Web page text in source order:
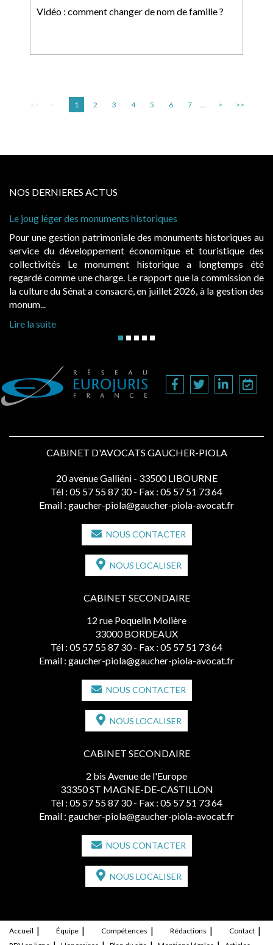
Vidéo : comment changer de nom de famille ?
<< < 1 2 3 4 5 6 7 ... > >>
NOS DERNIERES ACTUS
des monuments historiques
patrimoniale des monuments historiques au
économique et touristique des
Le monument historique a longtemps été
une charge. Le rapport que la commission de
a consacré, en juillet 2026, à la gestion des
Evocatrices
également un
public, elles
d’occupation.
CABINET D'AVOCATS GAUCHER-PIOLA
20 avenue Galliéni - 33500 LIBOURNE
Tél : 05 57 55 87 30 - Fax : 05 57 51 73 64
Email : gaucher-piola@gaucher-piola-avocat.fr
NOUS CONTACTER
NOUS LOCALISER
CABINET SECONDAIRE
12 rue Poquelin Molière
33000 BORDEAUX
Tél : 05 57 55 87 30 - Fax : 05 57 51 73 64
Email : gaucher-piola@gaucher-piola-avocat.fr
NOUS CONTACTER
NOUS LOCALISER
CABINET SECONDAIRE
2 bis Avenue de l'Europe
33350 ST MAGNE-DE-CASTILLON
Tél : 05 57 55 87 30 - Fax : 05 57 51 73 64
Email : gaucher-piola@gaucher-piola-avocat.fr
NOUS CONTACTER
NOUS LOCALISER
Accueil Équipe Compétences Rédactions
Contact